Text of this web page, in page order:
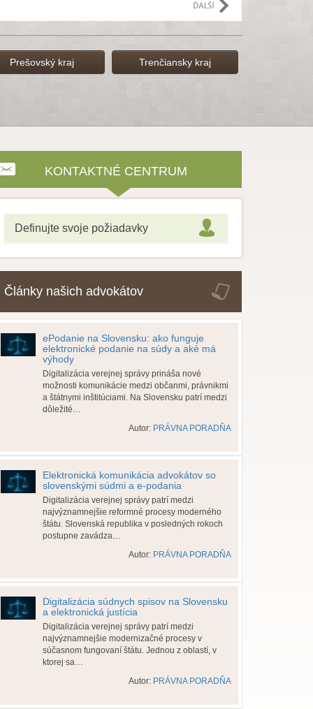
Prešovský kraj Trenčiansky kraj
KONTAKTNÉ CENTRUM
Definujte svoje požiadavky
Články našich advokátov
ePodanie na Slovensku: ako funguje
elektronické podanie na súdy a aké má
výhody
Digitalizácia verejnej správy prináša nové
možnosti komunikácie medzi občanmi, právnikmi
a štátnymi inštitúciami. Na Slovensku patrí medzi
dôležité…
Autor: PRÁVNA PORADŇA
Elektronická komunikácia advokátov so
slovenskými súdmi a e-podania
Digitalizácia verejnej správy patrí medzi
najvýznamnejšie reformné procesy moderného
štátu. Slovenská republika v posledných rokoch
postupne zavádza…
Autor: PRÁVNA PORADŇA
Digitalizácia súdnych spisov na Slovensku
a elektronická justícia
Digitalizácia verejnej správy patrí medzi
najvýznamnejšie modernizačné procesy v
súčasnom fungovaní štátu. Jednou z oblastí, v
ktorej sa…
Autor: PRÁVNA PORADŇA